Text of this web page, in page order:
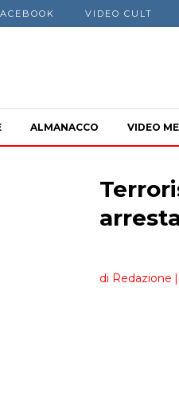
VIDEO CULT
ALMANACCO VIDEO
di Redazione